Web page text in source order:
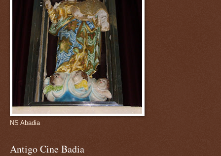
NS Abadia
Antigo Cine Badia